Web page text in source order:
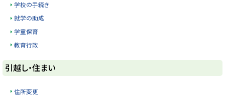
学校の手続き
就学の助成
学童保育
教育行政
ト
ッ
プ
引越し・住まい
住所変更